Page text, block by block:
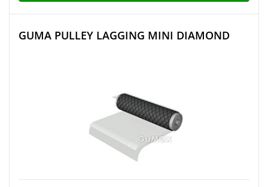
GUMA PULLEY LAGGING MINI DIAMOND